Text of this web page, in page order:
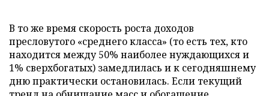
В то же время скорость роста доходов
пресловутого «среднего класса» (то есть тех, кто
находится между 50% наиболее нуждающихся и
1% сверхбогатых) замедлилась и к сегодняшнему
дню практически остановилась. Если текущий